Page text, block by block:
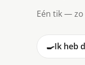
Eén tik —
🍳Ik heb